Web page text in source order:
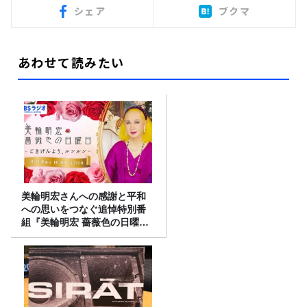
シェア ブクマ
あわせて読みたい
美輪明宏さんへの感謝と平和
への思いをつなぐ追悼特別番
組『美輪明宏 薔薇色の日曜日
～ごきげんよう、ルンルン
～』8/9（日）16時放送